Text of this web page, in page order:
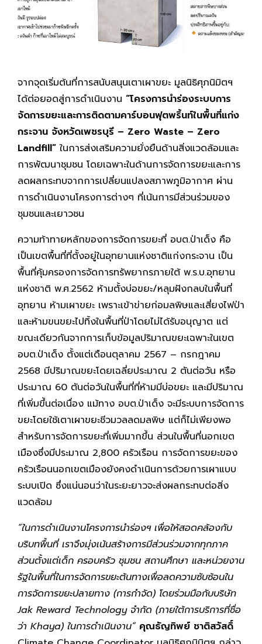
จากจุดเริ่มต้นที่การสนับสนุนเตาเผาขยะ มูลนิธิศุภนิมิตฯ
ได้ต่อยอดสู่การดำเนินงาน “โครงการนำร่องระบบการ
จัดการขยะและการติดตามคาร์บอนฟุตพริ้นท์ในพื้นที่แก่ง
กระจาน จังหวัดเพชรบุรี – Zero Waste – Zero
Landfill” ในการส่งเสริมความยั่งยืนด้านสิ่งแวดล้อมและ
การพัฒนาชุมชน โดยเฉพาะในด้านการจัดการขยะและการ
ลดผลกระทบจากการเปลี่ยนแปลงสภาพภูมิอากาศ ผ่าน
การดำเนินงานโครงการต่างๆ ที่เน้นการมีส่วนร่วมของ
ชุมชนและเยาวชน
ความท้าทายหลักของการจัดการขยะที่ อบต.ป่าเด็ง คือ
เป็นเขตพื้นที่ที่ตั้งอยู่ในอุทยานแห่งชาติแก่งกระจาน เป็น
พื้นที่คุ้มครองการจัดการทรัพยากรภายใต้ พ.ร.บ.อุทยาน
แห่งชาติ พ.ศ.2562 ห้ามตั้งบ่อขยะ/หลุมฝังกลบในพื้นที่
อุทยาน ห้ามเผาขยะ เพราะเข้าข่ายก่อมลพิษและเสี่ยงไฟป่า
และห้ามขนขยะไปทิ้งในพื้นที่ป่าโดยไม่ได้รับอนุญาต แต่
ขณะเดียวกันจากการเก็บข้อมูลปริมาณขยะเฉพาะในเขต
อบต.ป่าเด็ง ตั้งแต่เดือนตุลาคม 2567 – กรกฎาคม
2568 มีปริมาณขยะโดยเฉลี่ยประมาณ 2 ตันต่อวัน หรือ
ประมาณ 60 ตันต่อวันในพื้นที่ที่ห้ามมีบ่อขยะ และมีปริมาณ
ที่เพิ่มขึ้นต่อเนื่อง แม้ทาง อบต.ป่าเด็ง จะมีระบบการจัดการ
ขยะโดยใช้เตาเผาขยะชีวมวลลดมลพิษ แต่ก็ไม่เพียงพอ
สำหรับการจัดการขยะที่เพิ่มมากขึ้น ส่วนในพื้นที่นอกเขต
เมืองซึ่งมีประมาณ 2,800 ครัวเรือน การจัดการขยะของ
ครัวเรือนนอกเขตเมืองยังคงดำเนินการด้วยการเผาแบบ
ระบบเปิด ซึ่งแน่นอนว่าในระยะยาวจะส่งผลกระทบต่อสิ่ง
แวดล้อม
“ในการดำเนินงานโครงการนำร่องฯ เพื่อให้สอดคล้องกับ
บริบทพื้นที่ เราจึงมุ่งเน้นสร้างการมีส่วนร่วมจากทุกภาค
ส่วนตั้งแต่เด็ก ครอบครัว ชุมชน สถานศึกษา และหน่วยงาน
รัฐในพื้นที่ในการจัดการขยะต้นทางเพื่อลดความซับซ้อนใน
การจัดการขยะปลายทาง (การกำจัด) โดยร่วมมือกับบริษัท
Jak Reward Technology จำกัด (ภายใต้การบริการที่ชื่อ
ว่า Khaya) ในการดำเนินงาน” คุณธัญทิพย์ ชาติสวัสดิ์